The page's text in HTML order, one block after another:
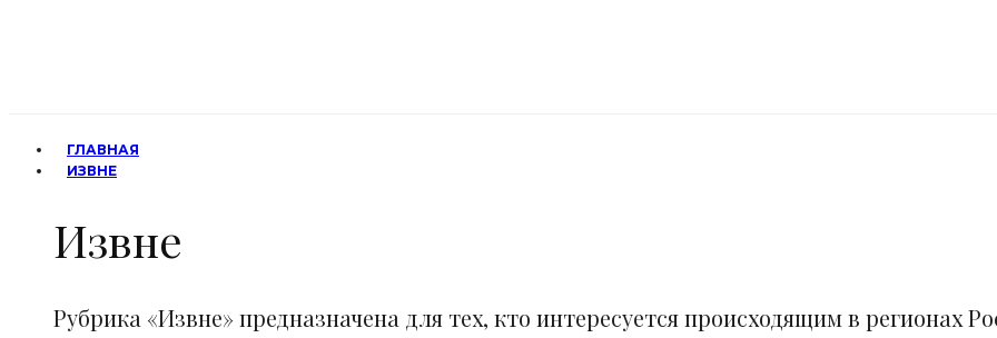
ГЛАВНАЯ
ИЗВНЕ
Извне
Рубрика «Извне» предназначена для тех, кто интересуется происходящим в регионах